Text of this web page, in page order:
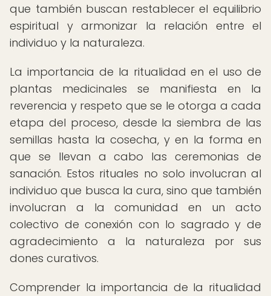
que también buscan restablecer el equilibrio
espiritual y armonizar la relación entre el
individuo y la naturaleza.
La importancia de la ritualidad en el uso de
plantas medicinales se manifiesta en la
reverencia y respeto que se le otorga a cada
etapa del proceso, desde la siembra de las
semillas hasta la cosecha, y en la forma en
que se llevan a cabo las ceremonias de
sanación. Estos rituales no solo involucran al
individuo que busca la cura, sino que también
involucran a la comunidad en un acto
colectivo de conexión con lo sagrado y de
agradecimiento a la naturaleza por sus
dones curativos.
Comprender la importancia de la ritualidad